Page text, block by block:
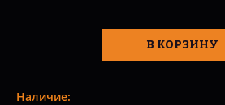
В КОРЗИНУ
Наличие: